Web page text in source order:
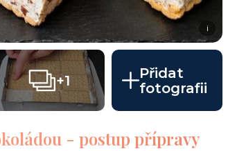
i
+1
Přidat
fotografii
- postup přípravy